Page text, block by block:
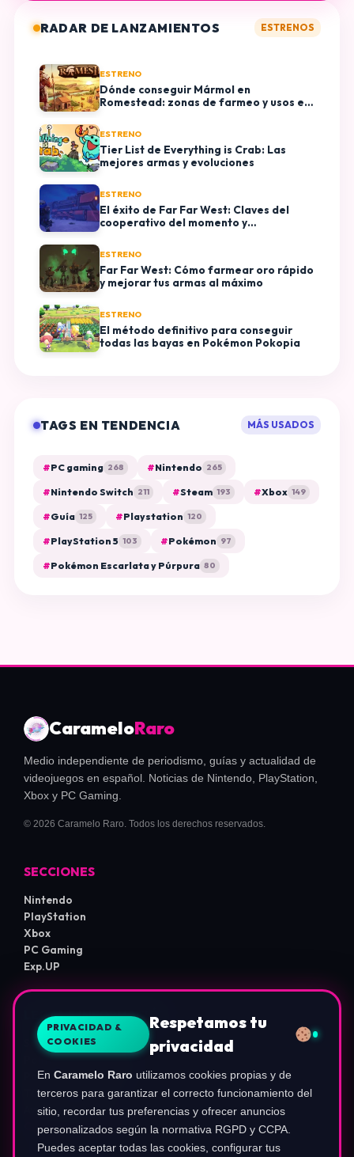
RADAR DE LANZAMIENTOS ESTRENOS
ESTRENO
Dónde conseguir Mármol en
Romestead: zonas de farmeo y usos en
ESTRENO
Tier List de Everything is Crab: Las
mejores armas y evoluciones
ESTRENO
El éxito de Far Far West: Claves del
cooperativo del momento y
ESTRENO
Far Far West: Cómo farmear oro rápido
y mejorar tus armas al máximo
ESTRENO
El método definitivo para conseguir
todas las bayas en Pokémon Pokopia
TAGS EN TENDENCIA MÁS USADOS
#PC gaming 268 #Nintendo 265
#Nintendo Switch 211 #Steam 193 #Xbox 149
#Guía 125 #Playstation 120
#PlayStation 5 103 #Pokémon 97
#Pokémon Escarlata y Púrpura 80
CarameloRaro
Medio independiente de periodismo, guías y actualidad de
videojuegos en español. Noticias de Nintendo, PlayStation,
Xbox y PC Gaming.
© 2026 Caramelo Raro. Todos los derechos reservados.
SECCIONES
Nintendo
PlayStation
Xbox
PC Gaming
Exp.UP
LEGAL E INFORMACIÓN
Sobre Nosotros
Política de Privacidad
Política de Cookies
Términos de Uso
Aviso de Afiliados
Configurar Cookies
PRIVACIDAD &
COOKIES
Respetamos tu
privacidad
En Caramelo Raro utilizamos cookies propias y de
terceros para garantizar el correcto funcionamiento del
sitio, recordar tus preferencias y ofrecer anuncios
personalizados según la normativa RGPD y CCPA.
Puedes aceptar todas las cookies, configurar tus